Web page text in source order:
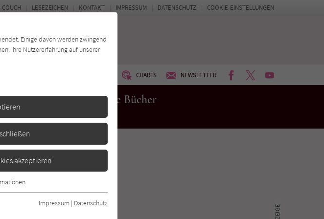
CHARTS NEWSLETTER FACEBOOKTWITTERYOUTUBE
Magazin Neue Bücher
LESEZEICHEN KONTAKT IMPRESSUM DATENSCHUTZ COOKIE-EINSTELLUNGEN
Einige davon werden zwingend
Ihre Nutzererfahrung auf unserer
akzeptieren
Funktionen der Webseite
Webseite einwandfrei
Impressum | Datenschutz